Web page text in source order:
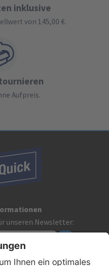
inklusive
von 145,00 €.
Aufpreis.
unseren Newsletter: